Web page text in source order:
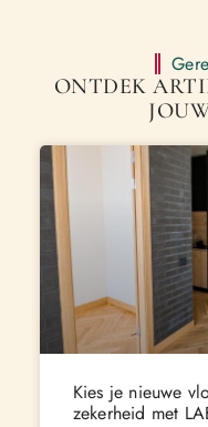
ONTDEK
Kies je nieuwe
zekerheid met